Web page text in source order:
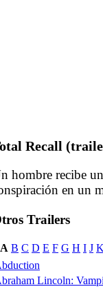
Recall
hombre recibe
en un
Trailers
A B C D E F G H I J
Lincoln: